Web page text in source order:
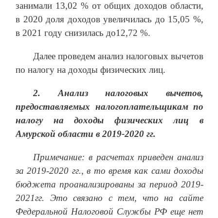
занимали 13,02 % от общих доходов области,
в 2020 доля доходов увеличилась до 15,05 %,
в 2021 году снизилась до12,72 %.
Далее проведем анализ налоговых вычетов
по налогу на доходы физических лиц.
2. Анализ налоговых вычетов,
предоставляемых налогоплательщикам по
налогу на доходы физических лиц в
Амурской области в 2019-2020 гг.
Примечание: в расчетах приведен анализ
за 2019-2020 гг., в то время как сами доходы
бюджета проанализированы за период 2019-
2021гг. Это связано с тем, что на сайте
Федеральной Налоговой Службы РФ еще нет